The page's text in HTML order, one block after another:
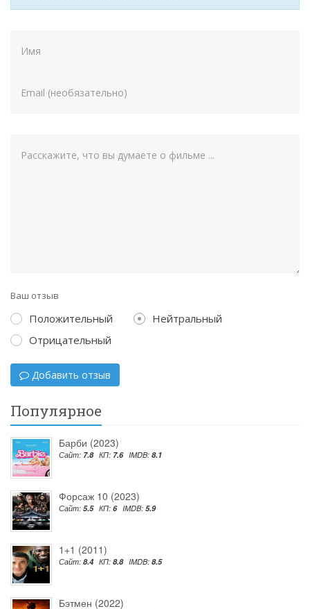
Ваш отзыв
Положительный
Нейтральный
Отрицательный
Добавить отзыв
Популярное
Барби (2023)
Сайт: 7.8 КП: 7.6 IMDB: 8.1
Форсаж 10 (2023)
Сайт: 5.5 КП: 6 IMDB: 5.9
1+1 (2011)
Сайт: 8.4 КП: 8.8 IMDB: 8.5
Бэтмен (2022)